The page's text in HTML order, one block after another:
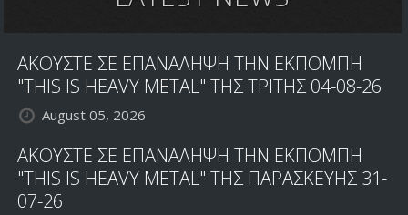
ΑΚΟΥΣΤΕ ΣΕ ΕΠΑΝΑΛΗΨΗ ΤΗΝ ΕΚΠΟΜΠΗ
"THIS IS HEAVY METAL" ΤΗΣ ΤΡΙΤΗΣ 04-08-26
August 05, 2026
ΑΚΟΥΣΤΕ ΣΕ ΕΠΑΝΑΛΗΨΗ ΤΗΝ ΕΚΠΟΜΠΗ
"THIS IS HEAVY METAL" ΤΗΣ ΠΑΡΑΣΚΕΥΗΣ 31-
07-26